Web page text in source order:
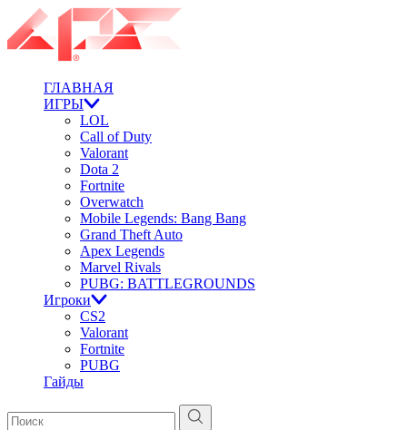
ГЛАВНАЯ
ИГРЫ
LOL
Call of Duty
Valorant
Dota 2
Fortnite
Overwatch
Mobile Legends: Bang Bang
Grand Theft Auto
Apex Legends
Marvel Rivals
PUBG: BATTLEGROUNDS
Игроки
CS2
Valorant
Fortnite
PUBG
Гайды